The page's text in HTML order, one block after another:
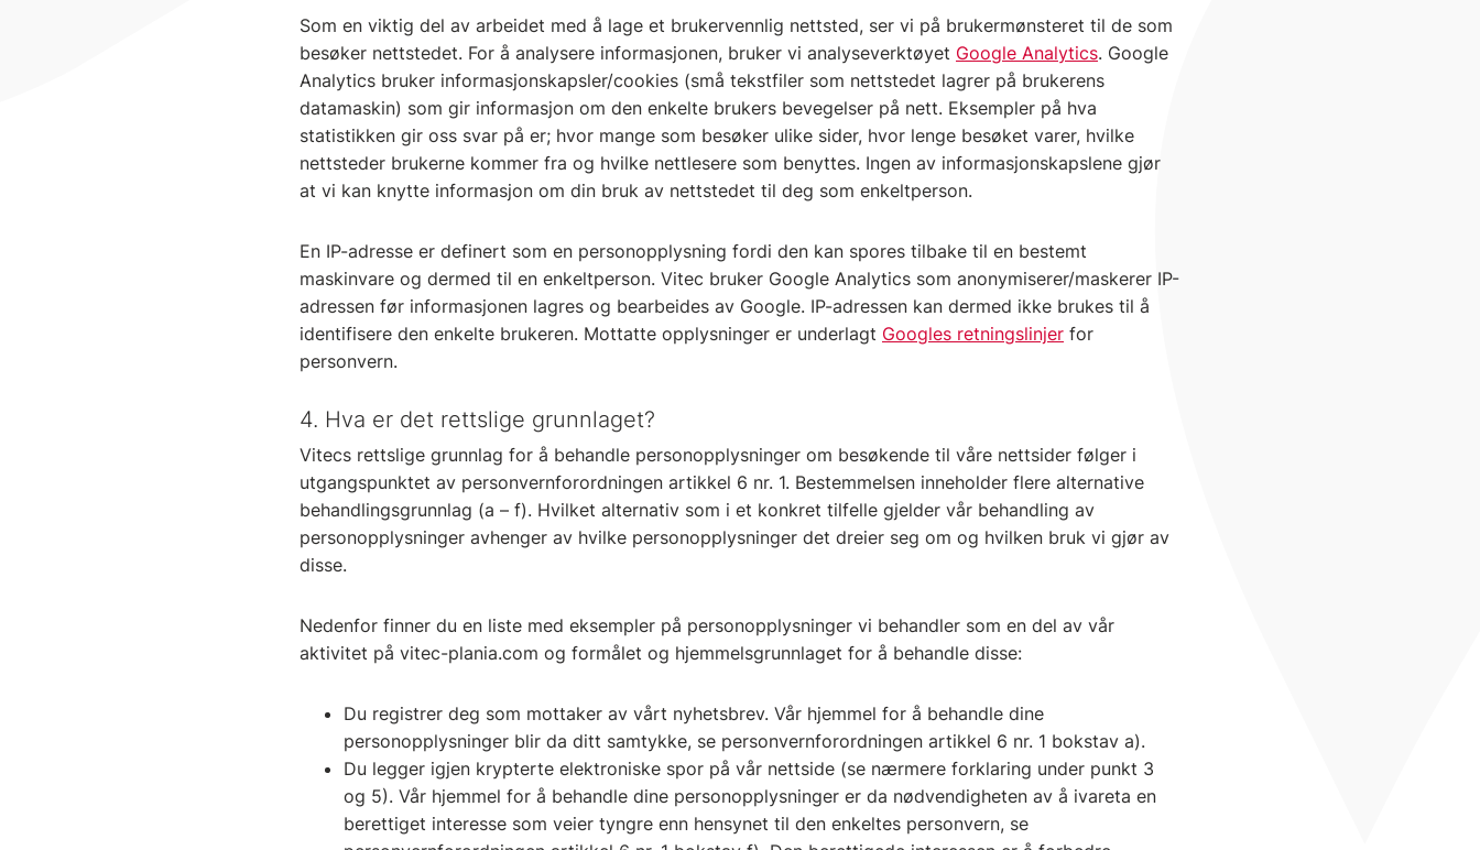
Som en viktig del av arbeidet med å lage et brukervennlig nettsted, ser vi på brukermønsteret til de som
besøker nettstedet. For å analysere informasjonen, bruker vi analyseverktøyet Google Analytics. Google
Analytics bruker informasjonskapsler/cookies (små tekstfiler som nettstedet lagrer på brukerens
datamaskin) som gir informasjon om den enkelte brukers bevegelser på nett. Eksempler på hva
statistikken gir oss svar på er; hvor mange som besøker ulike sider, hvor lenge besøket varer, hvilke
nettsteder brukerne kommer fra og hvilke nettlesere som benyttes. Ingen av informasjonskapslene gjør
at vi kan knytte informasjon om din bruk av nettstedet til deg som enkeltperson.
En IP-adresse er definert som en personopplysning fordi den kan spores tilbake til en bestemt
maskinvare og dermed til en enkeltperson. Vitec bruker Google Analytics som anonymiserer/maskerer IP-
adressen før informasjonen lagres og bearbeides av Google. IP-adressen kan dermed ikke brukes til å
identifisere den enkelte brukeren. Mottatte opplysninger er underlagt Googles retningslinjer for
personvern.
4. Hva er det rettslige grunnlaget?
Vitecs rettslige grunnlag for å behandle personopplysninger om besøkende til våre nettsider følger i
utgangspunktet av personvernforordningen artikkel 6 nr. 1. Bestemmelsen inneholder flere alternative
behandlingsgrunnlag (a – f). Hvilket alternativ som i et konkret tilfelle gjelder vår behandling av
personopplysninger avhenger av hvilke personopplysninger det dreier seg om og hvilken bruk vi gjør av
disse.
Nedenfor finner du en liste med eksempler på personopplysninger vi behandler som en del av vår
aktivitet på vitec-plania.com og formålet og hjemmelsgrunnlaget for å behandle disse:
Du registrer deg som mottaker av vårt nyhetsbrev. Vår hjemmel for å behandle dine
personopplysninger blir da ditt samtykke, se personvernforordningen artikkel 6 nr. 1 bokstav a).
Du legger igjen krypterte elektroniske spor på vår nettside (se nærmere forklaring under punkt 3
og 5). Vår hjemmel for å behandle dine personopplysninger er da nødvendigheten av å ivareta en
berettiget interesse som veier tyngre enn hensynet til den enkeltes personvern, se